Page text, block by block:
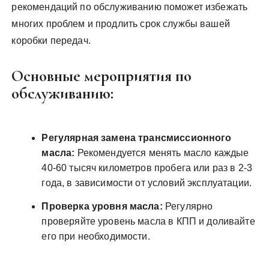
рекомендаций по обслуживанию поможет избежать
многих проблем и продлить срок службы вашей
коробки передач.
Основные мероприятия по
обслуживанию:
Регулярная замена трансмиссионного
масла: Рекомендуется менять масло каждые
40-60 тысяч километров пробега или раз в 2-3
года, в зависимости от условий эксплуатации.
Проверка уровня масла: Регулярно
проверяйте уровень масла в КПП и доливайте
его при необходимости.